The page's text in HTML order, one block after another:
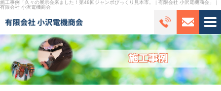
施工事例「久々の展示会来ました！第48回ジャンボびっくり見本市。 | 有限会社 小沢電機商会」｜
有限会社 小沢電機商会